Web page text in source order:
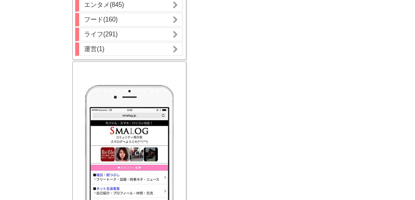
エンタメ(845)
フード(160)
ライフ(291)
運営(1)